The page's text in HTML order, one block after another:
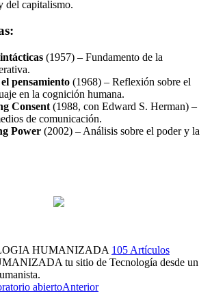
del capitalismo.
(1957) – Fundamento de la
pensamiento (1968) – Reflexión sobre el
en la cognición humana.
Consent (1988, con Edward S. Herman) –
de comunicación.
Power (2002) – Análisis sobre el poder y la
HUMANIZADA 105 Artículos
tu sitio de Tecnología desde un
Anterior